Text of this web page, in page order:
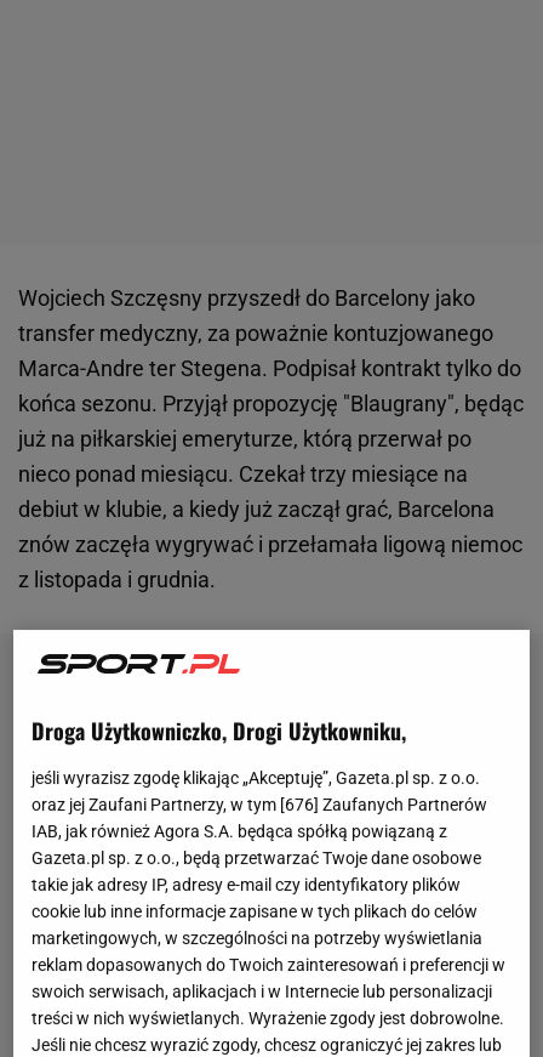
Wojciech Szczęsny przyszedł do Barcelony jako
transfer medyczny, za poważnie kontuzjowanego
Marca-Andre ter Stegena. Podpisał kontrakt tylko do
końca sezonu. Przyjął propozycję "Blaugrany", będąc
już na piłkarskiej emeryturze, którą przerwał po
nieco ponad miesiącu. Czekał trzy miesiące na
debiut w klubie, a kiedy już zaczął grać, Barcelona
znów zaczęła wygrywać i przełamała ligową niemoc
z listopada i grudnia.
Droga Użytkowniczko, Drogi Użytkowniku,
jeśli wyrazisz zgodę klikając „Akceptuję”, Gazeta.pl sp. z o.o.
oraz jej Zaufani Partnerzy, w tym [676] Zaufanych Partnerów
IAB, jak również Agora S.A. będąca spółką powiązaną z
Gazeta.pl sp. z o.o., będą przetwarzać Twoje dane osobowe
takie jak adresy IP, adresy e-mail czy identyfikatory plików
cookie lub inne informacje zapisane w tych plikach do celów
marketingowych, w szczególności na potrzeby wyświetlania
reklam dopasowanych do Twoich zainteresowań i preferencji w
swoich serwisach, aplikacjach i w Internecie lub personalizacji
treści w nich wyświetlanych. Wyrażenie zgody jest dobrowolne.
Jeśli nie chcesz wyrazić zgody, chcesz ograniczyć jej zakres lub